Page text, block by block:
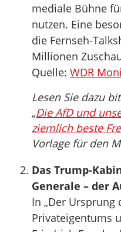
mediale Bühne
nutzen. Eine
die Fernseh-
Millionen
Quelle: WDR
Lesen Sie dazu
„Die AfD und
ziemlich beste
Vorlage für den
Das Trump-
Generale – der
In „Der Ursprung
Privateigentums